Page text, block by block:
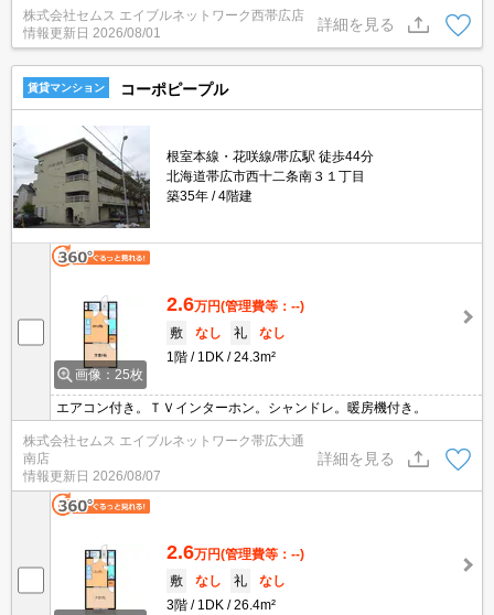
株式会社セムス エイブルネットワーク西帯広店
情報更新日 2026/08/01
詳細を見る
賃貸マンション コーポピープル
根室本線・花咲線/帯広駅 徒歩44分
北海道帯広市西十二条南３１丁目
築35年
4階建
画像：25枚
2.6万円(管理費等：--)
敷
なし 礼
なし
1階
1DK 24.3m²
エアコン付き。ＴＶインターホン。シャンドレ。暖房機付き。
株式会社セムス エイブルネットワーク帯広大通
南店
情報更新日 2026/08/07
詳細を見る
2.6万円(管理費等：--)
敷
なし 礼
なし
3階
1DK 26.4m²